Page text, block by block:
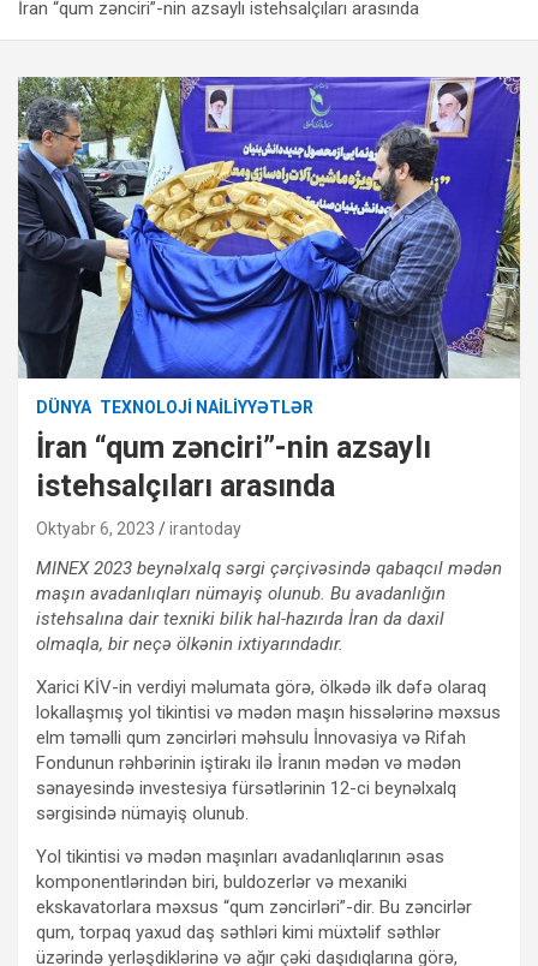
İran “qum zənciri”-nin azsaylı istehsalçıları arasında
DÜNYA TEXNOLOJI NAILIYYƏTLƏR
İran “qum zənciri”-nin azsaylı
istehsalçıları arasında
Oktyabr 6, 2023 irantoday
MINEX 2023 beynəlxalq sərgi çərçivəsində qabaqcıl mədən
maşın avadanlıqları nümayiş olunub. Bu avadanlığın
istehsalına dair texniki bilik hal-hazırda İran da daxil
olmaqla, bir neçə ölkənin ixtiyarındadır.
Xarici KİV-in verdiyi məlumata görə, ölkədə ilk dəfə olaraq
lokallaşmış yol tikintisi və mədən maşın hissələrinə məxsus
elm təməlli qum zəncirləri məhsulu İnnovasiya və Rifah
Fondunun rəhbərinin iştirakı ilə İranın mədən və mədən
sənayesində investesiya fürsətlərinin 12-ci beynəlxalq
sərgisində nümayiş olunub.
Yol tikintisi və mədən maşınları avadanlıqlarının əsas
komponentlərindən biri, buldozerlər və mexaniki
ekskavatorlara məxsus “qum zəncirləri”-dir. Bu zəncirlər
qum, torpaq yaxud daş səthləri kimi müxtəlif səthlər
üzərində yerləşdiklərinə və ağır çəki daşıdıqlarına görə,